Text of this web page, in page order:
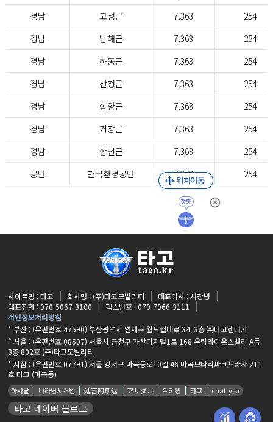
경남
고성군 7,363
254
경남
남해군 7,363
254
경남
하동군 7,363
254
경남
산청군 7,363
254
경남
함양군 7,363
254
경남
거창군 7,363
254
경남
합천군 7,363
254
공단
한국환경공단 7,363 254
사이트명 : 타고 회사명 : (주)타고모빌리티
대표이사 : 서창녕
대표전화 : 070-5067-3100
팩스번호 : 070-7966-3111
개인정보처리방침
* 부산 : (우편번호 47590) 부산광역시 연제구 월드컵대로 34, 3층 ㈜타고렌터카
* 서울 : (우편번호 08507) 서울시 금천구 가산디지털1로 168 우림라이온스밸리 A동
8층 802호 (주)타고모빌리티
* 지점 : (우편번호 07791) 서울 강서구 마곡동로10길 46 마곡보타닉파크프라자 211
호 타고 (마곡동)
아사달 나라원시스템 延吉阿斯达 アサダル 위키원 타고 chatty.kr
타고 네이버 블로그